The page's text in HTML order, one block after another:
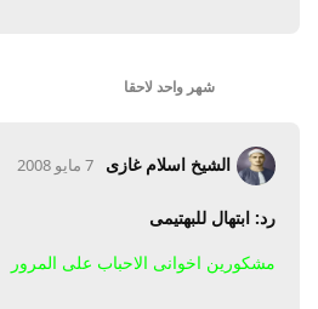
شهر واحد لاحقا
الشيخ اسلام غازى 7 مايو 2008
رد: ابتهال للبهتيمى
مشكورين اخوانى الاحباب على المرور